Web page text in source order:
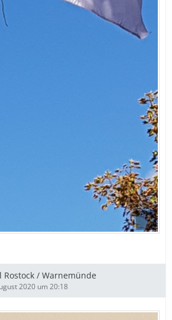
Rostock / Warnemünde
2020 um 20:18